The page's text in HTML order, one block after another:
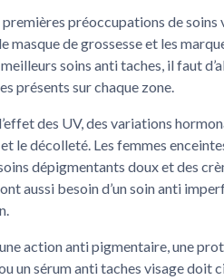
préoccupations de soins
masque de grossesse et les
soins anti taches, il faut
présents sur chaque zone.
des UV, des variations
le décolleté. Les femmes
dépigmentants doux et des
aussi besoin d’un soin anti
action anti pigmentaire, une
un sérum anti taches visage doit